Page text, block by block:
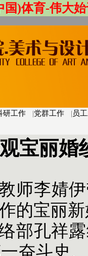
)体育-伟大始
研工作 |党群工作 | 员
宝丽婚
师李婧
的宝丽
部孔祥
奋斗史